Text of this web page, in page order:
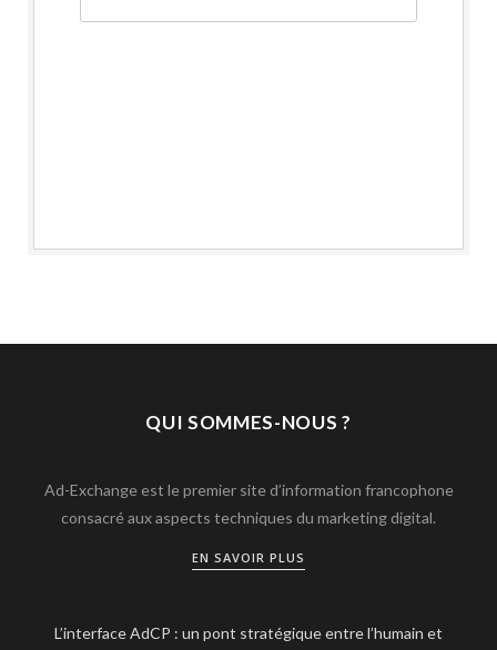
QUI SOMMES-NOUS ?
Ad-Exchange est le premier site d’information francophone
consacré aux aspects techniques du marketing digital.
EN SAVOIR PLUS
L’interface AdCP : un pont stratégique entre l’humain et